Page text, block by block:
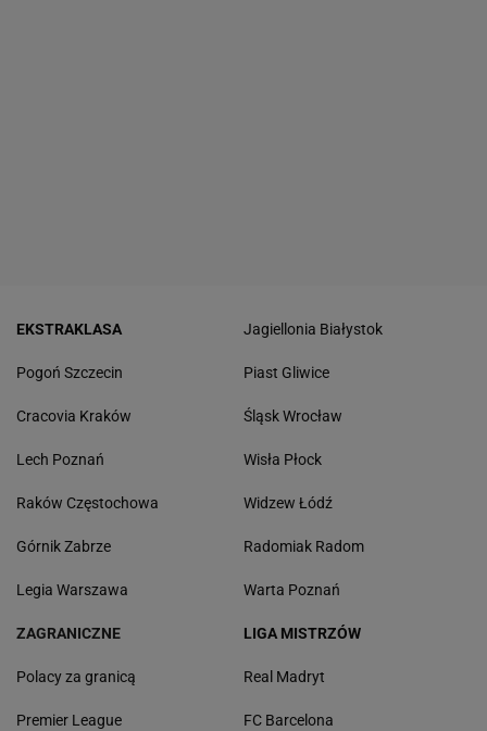
EKSTRAKLASA
Pogoń Szczecin
Cracovia Kraków
Lech Poznań
Raków Częstochowa
Górnik Zabrze
Legia Warszawa
Jagiellonia Białystok
Piast Gliwice
Śląsk Wrocław
Wisła Płock
Widzew Łódź
Radomiak Radom
Warta Poznań
ZAGRANICZNE
Polacy za granicą
Premier League
LIGA MISTRZÓW
Real Madryt
FC Barcelona